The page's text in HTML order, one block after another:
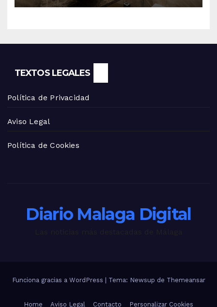
TEXTOS LEGALES
Política de Privacidad
Aviso Legal
Política de Cookies
Diario Malaga Digital
Funciona gracias a WordPress Tema: Newsup de Themeansar
Home Aviso Legal Contacto Personalizar Cookies